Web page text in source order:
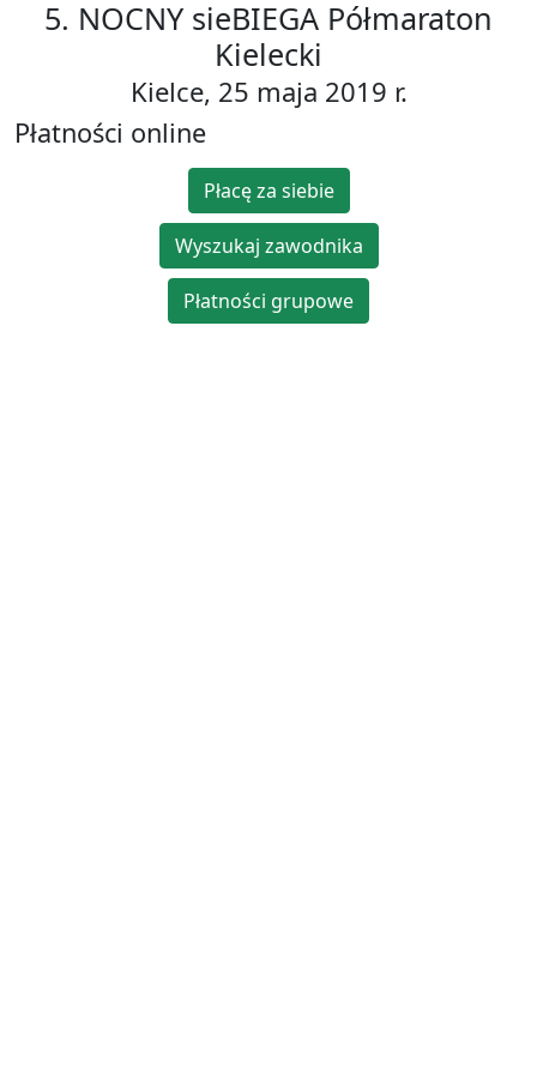
5. NOCNY sieBIEGA Półmaraton
Kielecki
Kielce, 25 maja 2019 r.
Płatności online